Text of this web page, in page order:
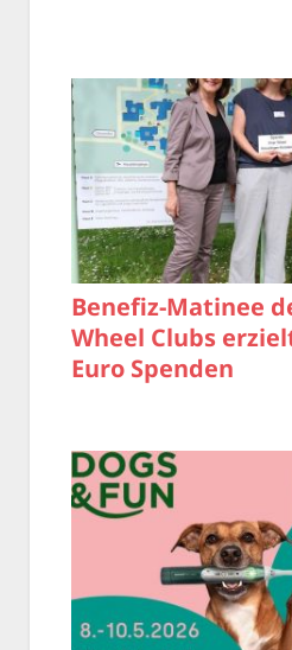
Benefiz-Matinee
Wheel Clubs
Euro Spenden